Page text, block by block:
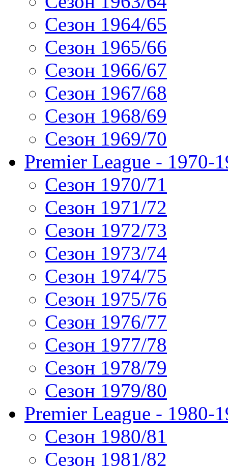
Сезон 1964/65
Сезон 1965/66
Сезон 1966/67
Сезон 1967/68
Сезон 1968/69
Сезон 1969/70
Premier League - 1970-
Сезон 1970/71
Сезон 1971/72
Сезон 1972/73
Сезон 1973/74
Сезон 1974/75
Сезон 1975/76
Сезон 1976/77
Сезон 1977/78
Сезон 1978/79
Сезон 1979/80
Premier League - 1980-
Сезон 1980/81
Сезон 1981/82